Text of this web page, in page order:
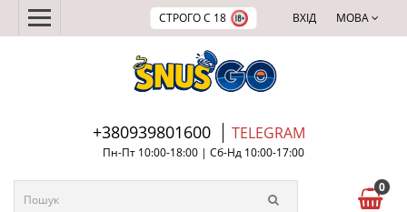
СТРОГО С 18 МОВА
ВХІД
+380939801600 TELEGRAM
Пн-Пт 10:00-18:00 | Сб-Нд 10:00-17:00
0